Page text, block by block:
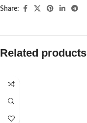
Share:
Related products